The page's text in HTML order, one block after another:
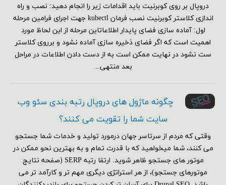
دروپال بر روی کوبرنیت باید اقدامات زیر را انجام دهید: نصب و راه
اندازی کلاستر کوبرنیت نصب فرمان kubectl جهت اجرای فرامین مرحله
اول: آماده سازی فضای پایدار اطلاعاتاین مرحله از این لحاظ مورد
اهمیت است که اگر فضای ذخیره سازی آماده نشود و برروی کلاستر
ست نشود در نهایت ممکن است به از دست دادن اطلاعات در مراحل
بعد منتهی...
چگونه ماژول های دروپال رتبه بندی سئو وب
سایت شما را تقویت می کنند؟
وقتی که مردم از سرتاسر جهان درمورد تولید و خدمات شما جستجو
می کنند، شما میخواهید که با قدرت تمام و به بهترین نحو ممکن در
موتور های جستجو ظاهر شوید. ارتقا رتبه SERP (صفحه نتایج
موتورهای جستجو)، از هر استراتژی دیگری مهم تر و کارآمد تر می